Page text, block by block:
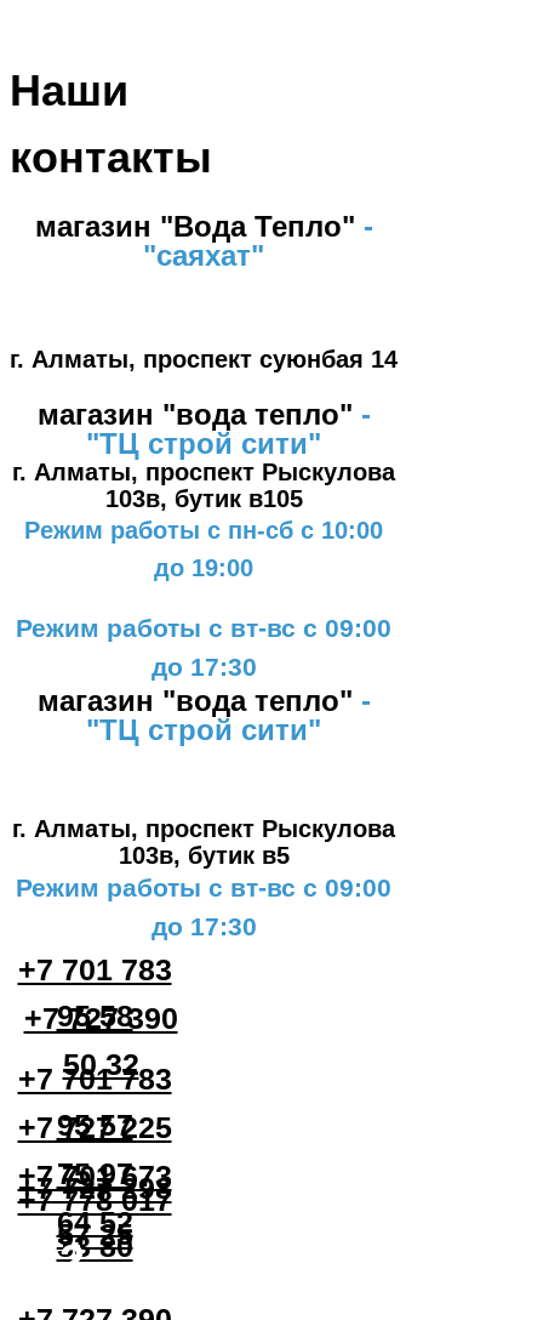
Наши
контакты
магазин "Вода Тепло" -
"саяхат"
г. Алматы, проспект суюнбая 14
магазин "вода тепло" -
"ТЦ строй сити"
г. Алматы, проспект Рыскулова
103в, бутик в105
Режим работы с пн-сб с 10:00
до 19:00
Режим работы с вт-вс с 09:00
до 17:30
магазин "вода тепло" -
"ТЦ строй сити"
г. Алматы, проспект Рыскулова
103в, бутик в5
Режим работы с вт-вс с 09:00
до 17:30
+7 701 783
95 58
+7 727 390
50 32
+7 701 783
95 57
+7 727 225
75 97
+7 701 673
64 52
+7 727 298
57 25
+7 778 017
33 80
#2